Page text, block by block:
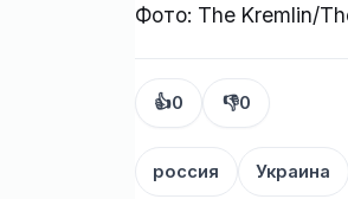
Фото: The Kremlin/
👍0 👎0
россия Украина